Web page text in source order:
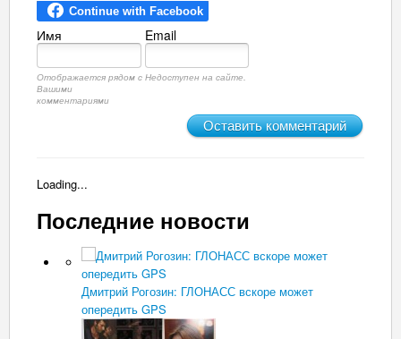
Имя Email
Отображается рядом с
Вашими
комментариями
Недоступен на сайте.
Оставить комментарий
Loading...
Последние новости
Дмитрий Рогозин: ГЛОНАСС вскоре может
опередить GPS